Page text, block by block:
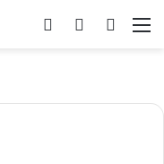
Switch
Войти